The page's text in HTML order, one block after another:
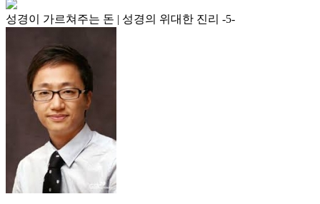
성경이 가르쳐주는 돈 | 성경의 위대한 진리 -5-